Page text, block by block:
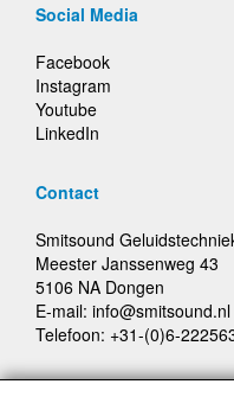
Social Media
Facebook
Instagram
Youtube
LinkedIn
Contact
Smitsound
Meester Janssenweg 43
5106 NA Dongen
E-mail: info@smitsound.nl
Telefoon: +31-(0)6-